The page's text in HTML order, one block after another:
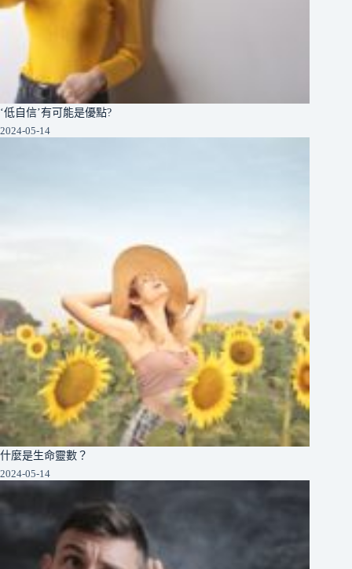
‘低自信’有可能是優點?
2024-05-14
什麼是生命靈數？
2024-05-14